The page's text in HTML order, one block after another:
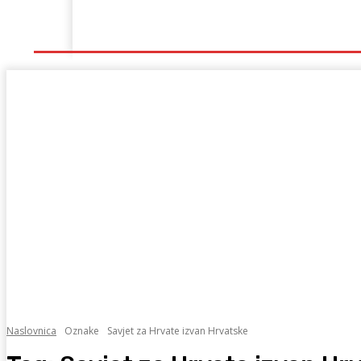
Naslovnica Oznake Savjet za Hrvate izvan Hrvatske